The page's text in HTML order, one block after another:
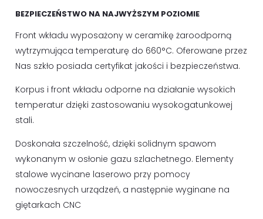
BEZPIECZEŃSTWO NA NAJWYŻSZYM POZIOMIE
Front wkładu wyposażony w ceramikę żaroodporną
wytrzymująca temperaturę do 660°C. Oferowane przez
Nas szkło posiada certyfikat jakości i bezpieczeństwa.
Korpus i front wkładu odporne na działanie wysokich
temperatur dzięki zastosowaniu wysokogatunkowej
stali.
Doskonała szczelność, dzięki solidnym spawom
wykonanym w osłonie gazu szlachetnego. Elementy
stalowe wycinane laserowo przy pomocy
nowoczesnych urządzeń, a następnie wyginane na
giętarkach CNC